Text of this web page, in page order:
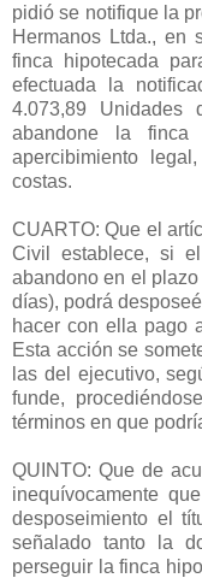
pidió se notifique la
Hermanos Ltda., en
finca hipotecada
efectuada la
4.073,89 Unidades
abandone la finca
apercibimiento
costas.
CUARTO: Que el
Civil establece, si
abandono en el
días), podrá
hacer con ella pago
Esta acción se
las del ejecutivo,
funde,
términos en que
QUINTO: Que de
inequívocamente
desposeimiento el
señalado tanto la
perseguir la finca